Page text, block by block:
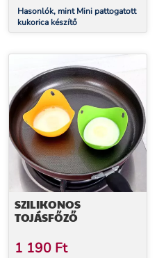
Hasonlók, mint Mini pattogatott
kukorica készítő
SZILIKONOS
TOJÁSFŐZŐ
1 190 Ft